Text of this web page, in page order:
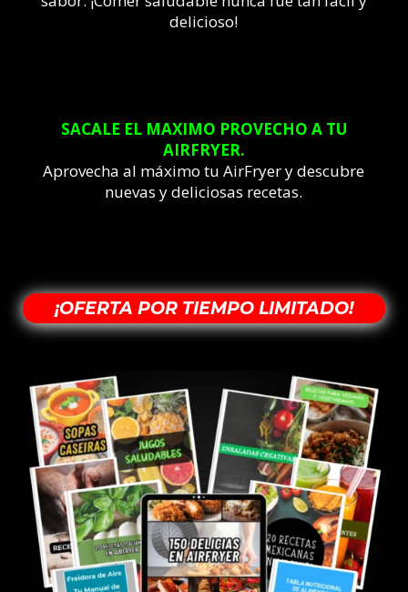
delicioso!
SACALE EL MAXIMO PROVECHO A TU
AIRFRYER.
Aprovecha al máximo tu AirFryer y descubre
nuevas y deliciosas recetas.
¡OFERTA POR TIEMPO LIMITADO!